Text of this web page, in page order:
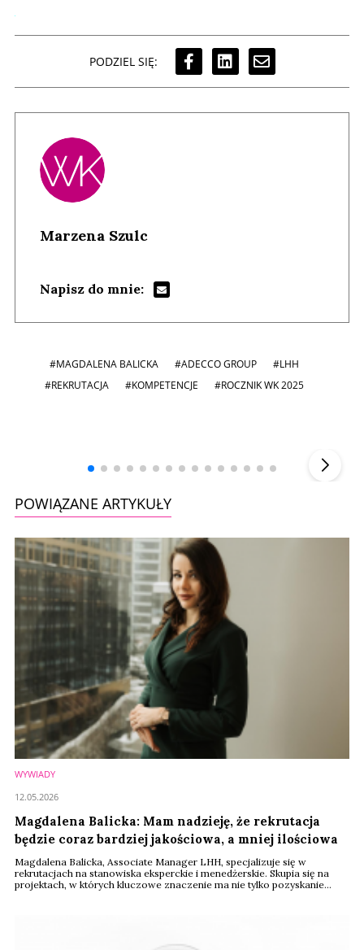
PODZIEL SIĘ:
Marzena Szulc
Napisz do mnie:
#MAGDALENA BALICKA #ADECCO GROUP
#LHH
#REKRUTACJA
#KOMPETENCJE #ROCZNIK WK 2025
POWIĄZANE ARTYKUŁY
WYWIADY
Magdalena Balicka: Mam nadzieję, że rekrutacja
będzie coraz bardziej jakościowa, a mniej ilościowa
Magdalena Balicka, Associate Manager LHH, specjalizuje się w
rekrutacjach na stanowiska eksperckie i menedżerskie. Skupia się na
projektach, w których kluczowe znaczenie ma nie tylko pozyskanie
12.05.2026